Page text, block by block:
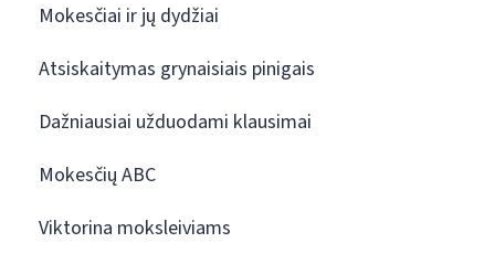
Mokesčiai ir jų dydžiai
Atsiskaitymas grynaisiais pinigais
Dažniausiai užduodami klausimai
Mokesčių ABC
Viktorina moksleiviams